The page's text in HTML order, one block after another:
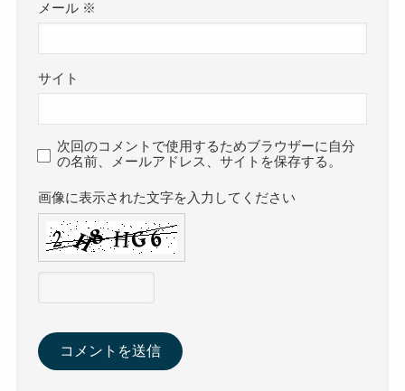
メール ※
サイト
次回のコメントで使用するためブラウザーに自分
の名前、メールアドレス、サイトを保存する。
画像に表示された文字を入力してください